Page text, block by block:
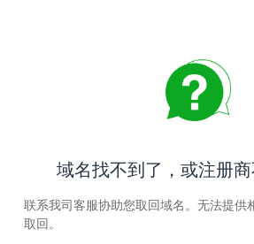
域名找不到了，或注册
联系我司客服协助您取回域名。无法提供
取回。